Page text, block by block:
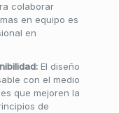
colaborar
en equipo es
en
El diseño
con el medio
que mejoren la
de